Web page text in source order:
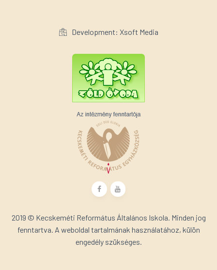
Development: Xsoft Media
2019 © Kecskeméti Református Általános Iskola. Minden jog
fenntartva. A weboldal tartalmának használatához, külön
engedély szükséges.